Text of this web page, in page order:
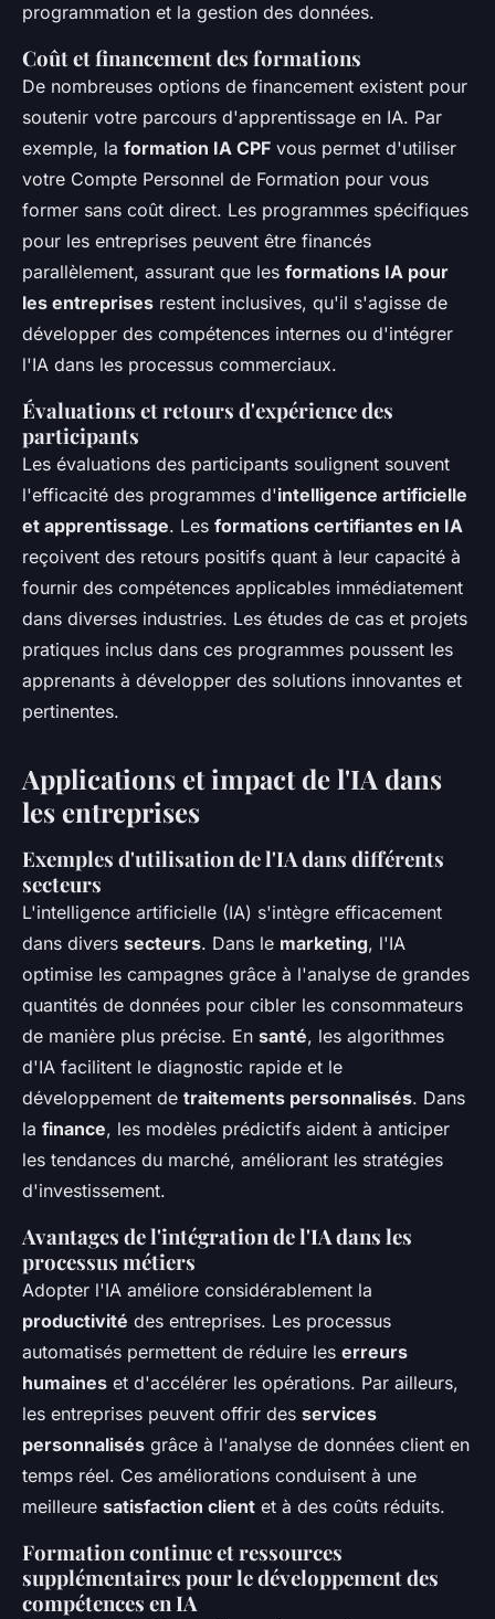
programmation et la gestion des données.
Coût et financement des formations
De nombreuses options de financement existent pour
soutenir votre parcours d'apprentissage en IA. Par
exemple, la formation IA CPF vous permet d'utiliser
votre Compte Personnel de Formation pour vous
former sans coût direct. Les programmes spécifiques
pour les entreprises peuvent être financés
parallèlement, assurant que les formations IA pour
les entreprises restent inclusives, qu'il s'agisse de
développer des compétences internes ou d'intégrer
l'IA dans les processus commerciaux.
Évaluations et retours d'expérience des
participants
Les évaluations des participants soulignent souvent
l'efficacité des programmes d'intelligence artificielle
et apprentissage. Les formations certifiantes en IA
reçoivent des retours positifs quant à leur capacité à
fournir des compétences applicables immédiatement
dans diverses industries. Les études de cas et projets
pratiques inclus dans ces programmes poussent les
apprenants à développer des solutions innovantes et
pertinentes.
Applications et impact de l'IA dans
les entreprises
Exemples d'utilisation de l'IA dans différents
secteurs
L'intelligence artificielle (IA) s'intègre efficacement
dans divers secteurs. Dans le marketing, l'IA
optimise les campagnes grâce à l'analyse de grandes
quantités de données pour cibler les consommateurs
de manière plus précise. En santé, les algorithmes
d'IA facilitent le diagnostic rapide et le
développement de traitements personnalisés. Dans
la finance, les modèles prédictifs aident à anticiper
les tendances du marché, améliorant les stratégies
d'investissement.
Avantages de l'intégration de l'IA dans les
processus métiers
Adopter l'IA améliore considérablement la
productivité des entreprises. Les processus
automatisés permettent de réduire les erreurs
humaines et d'accélérer les opérations. Par ailleurs,
les entreprises peuvent offrir des services
personnalisés grâce à l'analyse de données client en
temps réel. Ces améliorations conduisent à une
meilleure satisfaction client et à des coûts réduits.
Formation continue et ressources
supplémentaires pour le développement des
compétences en IA